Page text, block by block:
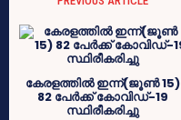
കേരളത്തില്‍ ഇന്ന്(ജൂൺ 15)
82 പേര്‍ക്ക് കോവിഡ്-19
സ്ഥിരീകരിച്ചു